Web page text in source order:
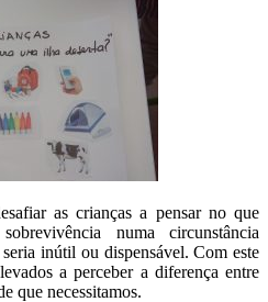
as crianças a pensar no que
numa circunstância
inútil ou dispensável. Com este
a perceber a diferença entre
que necessitamos.